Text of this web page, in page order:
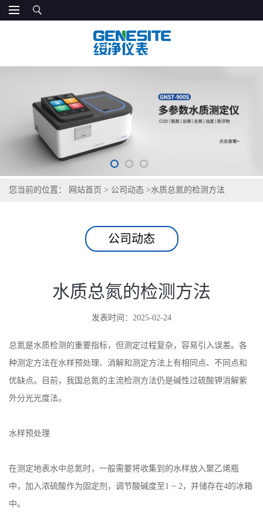
您当前的位置： 网站首页 > 公司动态 >水质总氮的检测方法
公司动态
水质总氮的检测方法
发表时间：2025-02-24
总氮是水质检测的重要指标，但测定过程复杂，容易引入误差。各
种测定方法在水样预处理、消解和测定方法上有相同点、不同点和
优缺点。目前，我国总氮的主流检测方法仍是碱性过硫酸钾消解紫
外分光光度法。
水样预处理
在测定地表水中总氮时，一般需要将收集到的水样放入聚乙烯瓶
中，加入浓硫酸作为固定剂，调节酸碱度至1 ~ 2，并储存在4的冰箱
中。